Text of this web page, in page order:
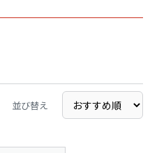
並び替え